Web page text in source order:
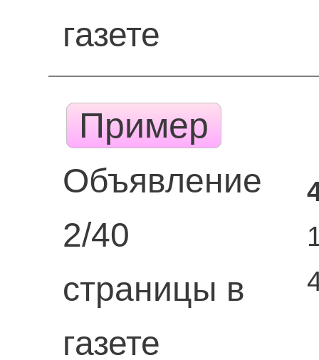
газете
Пример
Объявление
2/40
страницы в
газете